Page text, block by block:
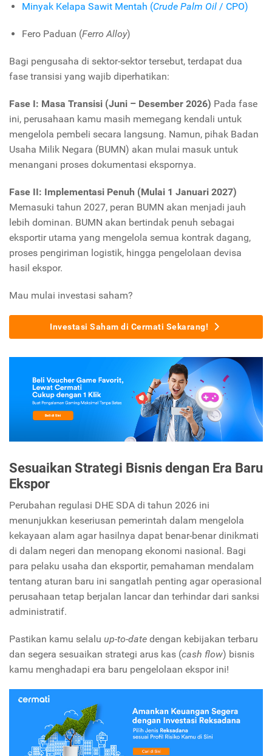
Minyak Kelapa Sawit Mentah (Crude Palm Oil/ CPO)
Fero Paduan (Ferro Alloy)
Bagi pengusaha di sektor-sektor tersebut, terdapat dua
fase transisi yang wajib diperhatikan:
Fase I: Masa Transisi (Juni – Desember 2026) Pada fase
ini, perusahaan kamu masih memegang kendali untuk
mengelola pembeli secara langsung. Namun, pihak Badan
Usaha Milik Negara (BUMN) akan mulai masuk untuk
menangani proses dokumentasi ekspornya.
Fase II: Implementasi Penuh (Mulai 1 Januari 2027)
Memasuki tahun 2027, peran BUMN akan menjadi jauh
lebih dominan. BUMN akan bertindak penuh sebagai
eksportir utama yang mengelola semua kontrak dagang,
proses pengiriman logistik, hingga pengelolaan devisa
hasil ekspor.
Mau mulai investasi saham?
Investasi Saham di Cermati Sekarang!
Sesuaikan Strategi Bisnis dengan Era Baru
Ekspor
Perubahan regulasi DHE SDA di tahun 2026 ini
menunjukkan keseriusan pemerintah dalam mengelola
kekayaan alam agar hasilnya dapat benar-benar dinikmati
di dalam negeri dan menopang ekonomi nasional. Bagi
para pelaku usaha dan eksportir, pemahaman mendalam
tentang aturan baru ini sangatlah penting agar operasional
perusahaan tetap berjalan lancar dan terhindar dari sanksi
administratif.
Pastikan kamu selalu up-to-date dengan kebijakan terbaru
dan segera sesuaikan strategi arus kas (cash flow) bisnis
kamu menghadapi era baru pengelolaan ekspor ini!